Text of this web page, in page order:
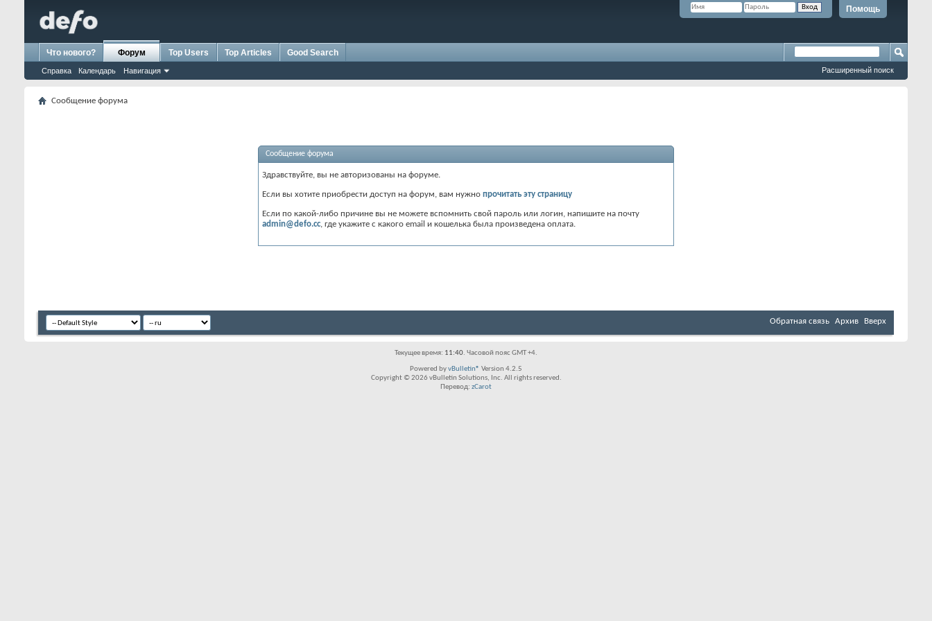
Помощь
Что нового? Форум
Справка Календарь Навигация
Top Users Top Articles Good Search
Расширенный поиск
Сообщение форума
Сообщение форума
Здравствуйте, вы не авторизованы на форуме.
Если вы хотите приобрести доступ на форум, вам нужно прочитать эту страницу
Если по какой-либо причине вы не можете вспомнить свой пароль или логин, напишите на почту
admin@defo.cc, где укажите с какого email и кошелька была произведена оплата.
Обратная связь Архив Вверх
Текущее время: 11:40. Часовой пояс GMT +4.
Powered byvBulletin® Version 4.2.5
Copyright © 2026 vBulletin Solutions, Inc. All rights reserved.
Перевод: zCarot